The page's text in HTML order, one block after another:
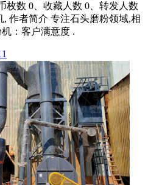
枚数 0、收藏人数 0、转发人数
, 作者简介 专注石头磨粉领域,相
：客户满意度 .